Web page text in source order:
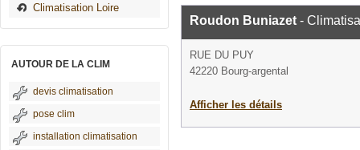
Climatisation Loire
AUTOUR DE LA CLIM
devis climatisation
pose clim
installation climatisation
Roudon Buniazet -
RUE DU PUY
42220 Bourg-argental
Afficher les détails